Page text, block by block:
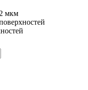
мкм